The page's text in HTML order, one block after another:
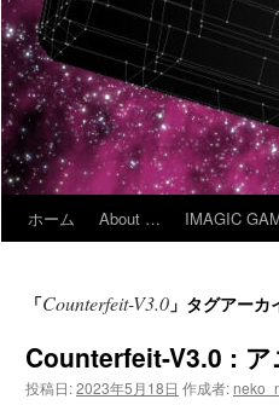
キ
ッ
プ
ホーム About … IMAGIC
「Counterfeit-V3.0 」タグアーカ
Counterfeit-V3.0 : ア
投稿日:2023年5月18日 作成者: